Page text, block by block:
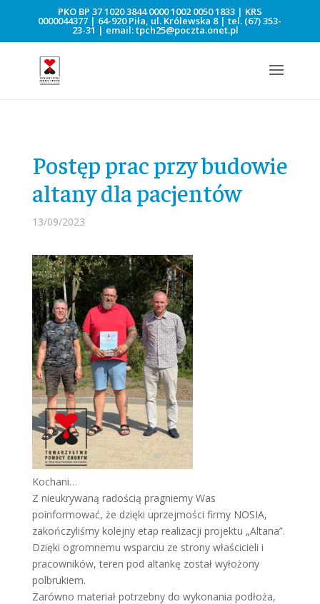
PKO BP 37 1020 3844 0000 1002 0050 1833 | KRS
0000044377 | 64-920 Piła, ul. Królewska 8 | tel. (67) 353-
23-31 | email:tpch25@poczta.onet.pl
Postęp prac przy budowie
altany dla pacjentów
13/09/2023
Kochani…
Z nieukrywaną radością pragniemy Was
poinformować, że dzięki uprzejmości firmy NOSIA,
zakończyliśmy kolejny etap realizacji projektu „Altana”.
Dzięki ogromnemu wsparciu ze strony właścicieli i
pracowników, teren pod altankę został wyłożony
polbrukiem.
Zarówno materiał potrzebny do wykonania podłoża,